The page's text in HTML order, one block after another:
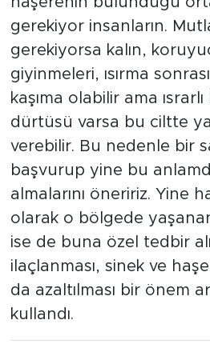
gerekiyor insanların.
gerekiyorsa kalın,
giyinmeleri, ısırma
kaşıma olabilir ama ısrarlı
dürtüsü varsa bu ciltte
verebilir. Bu nedenle bir
başvurup yine bu
almalarını öneririz. Yine
olarak o bölgede
ise de buna özel tedbir
ilaçlanması, sinek ve
da azaltılması bir önem
kullandı.